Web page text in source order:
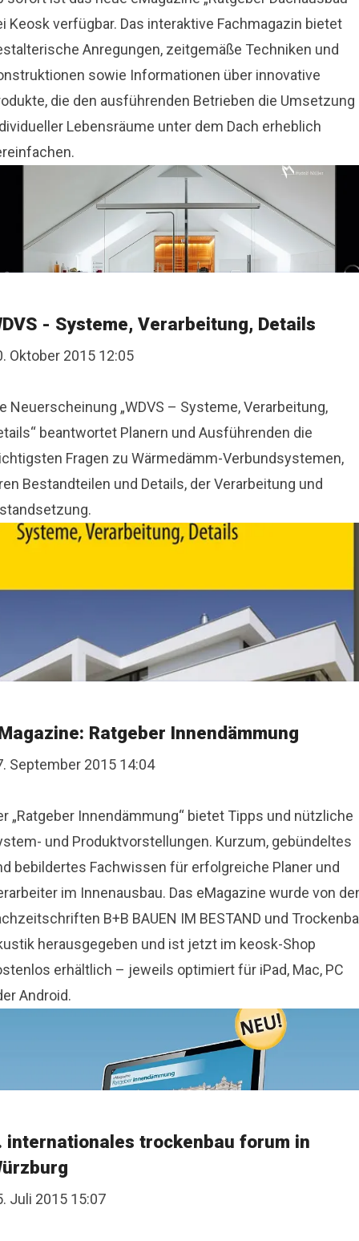
Keosk verfügbar. Das interaktive Fachmagazin bietet
Anregungen, zeitgemäße Techniken und
sowie Informationen über innovative
die den ausführenden Betrieben die Umsetzung
Lebensräume unter dem Dach erheblich
- Systeme, Verarbeitung, Details
Oktober 2015 12:05
Neuerscheinung „WDVS – Systeme, Verarbeitung,
beantwortet Planern und Ausführenden die
Fragen zu Wärmedämm-Verbundsystemen,
Bestandteilen und Details, der Verarbeitung und
Ratgeber Innendämmung
September 2015 14:04
„Ratgeber Innendämmung“ bietet Tipps und nützliche
und Produktvorstellungen. Kurzum, gebündeltes
bebildertes Fachwissen für erfolgreiche Planer und
im Innenausbau. Das eMagazine wurde von
B+B BAUEN IM BESTAND und
herausgegeben und ist jetzt im keosk-Shop
erhältlich – jeweils optimiert für iPad, Mac, PC
Android.
internationales trockenbau forum in
Juli 2015 15:07